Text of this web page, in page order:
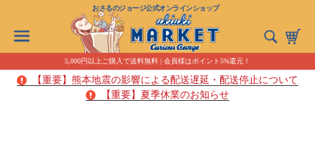
おさるのジョージ公式オンラインショップ
5,000円以上ご購入で送料無料 | 会員様はポイント5%還元！
【重要】熊本地震の影響による配送遅延・配送停止について
【重要】夏季休業のお知らせ